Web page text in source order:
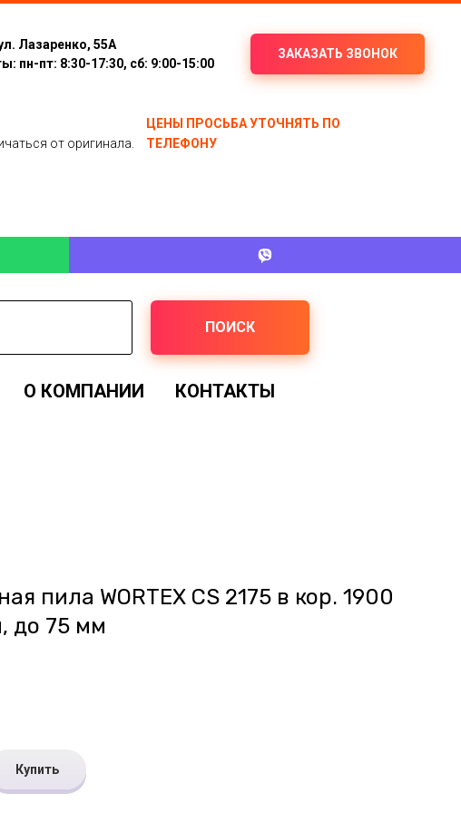
Лазаренко, 55А
пн-пт: 8:30-17:30, сб: 9:00-15:00
ЗАКАЗАТЬ ЗВОНОК
ЦЕНЫ ПРОСЬБА УТОЧНЯТЬ ПО
ТЕЛЕФОНУ
от оригинала.
ПОИСК
О КОМПАНИИ КОНТАКТЫ
пила WORTEX CS 2175 в кор. 1900
до 75 мм
Купить